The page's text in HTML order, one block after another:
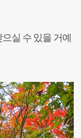
실 수 있을 거예